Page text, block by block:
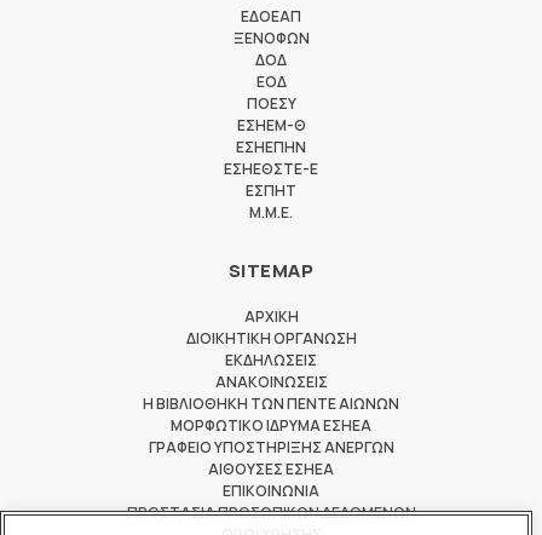
ΕΔΟΕΑΠ
ΞΕΝΟΦΩΝ
ΔΟΔ
ΕΟΔ
ΠΟΕΣΥ
ΕΣΗΕΜ-Θ
ΕΣΗΕΠΗΝ
ΕΣΗΕΘΣΤΕ-Ε
ΕΣΠΗΤ
M.M.E.
SITEMAP
ΑΡΧΙΚΗ
ΔΙΟΙΚΗΤΙΚΗ ΟΡΓΑΝΩΣΗ
ΕΚΔΗΛΩΣΕΙΣ
ΑΝΑΚΟΙΝΩΣΕΙΣ
Η ΒΙΒΛΙΟΘΗΚΗ ΤΩΝ ΠΕΝΤΕ ΑΙΩΝΩΝ
ΜΟΡΦΩΤΙΚΟ ΙΔΡΥΜΑ ΕΣΗΕΑ
ΓΡΑΦΕΙΟ ΥΠΟΣΤΗΡΙΞΗΣ ΑΝΕΡΓΩΝ
ΑΙΘΟΥΣΕΣ ΕΣΗΕΑ
ΕΠΙΚΟΙΝΩΝΙΑ
ΠΡΟΣΤΑΣΙΑ ΠΡΟΣΩΠΙΚΩΝ ΔΕΔΟΜΕΝΩΝ